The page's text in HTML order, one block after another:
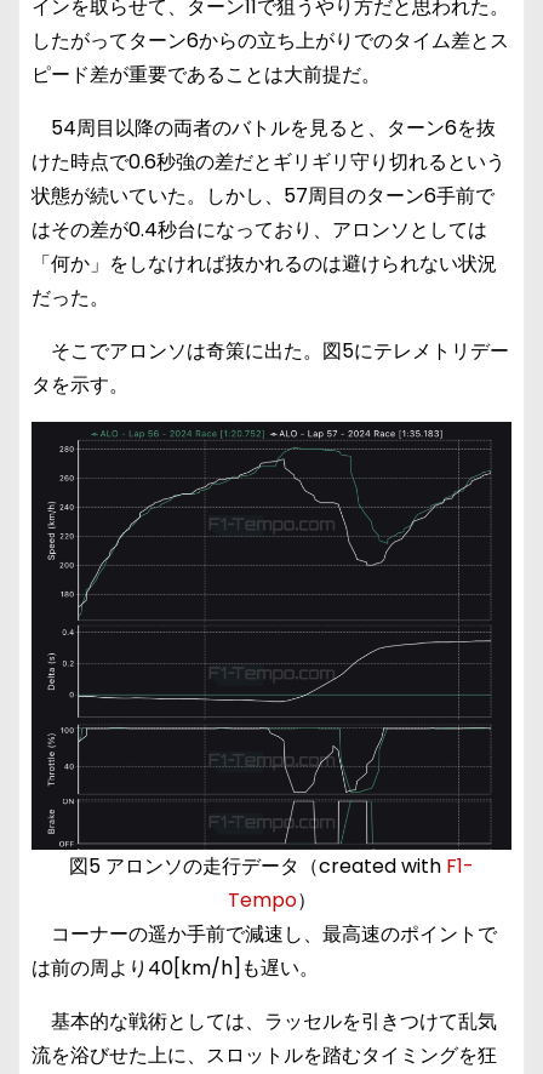
インを取らせて、ターン11で狙うやり方だと思われた。
したがってターン6からの立ち上がりでのタイム差とス
ピード差が重要であることは大前提だ。
54周目以降の両者のバトルを見ると、ターン6を抜
けた時点で0.6秒強の差だとギリギリ守り切れるという
状態が続いていた。しかし、57周目のターン6手前で
はその差が0.4秒台になっており、アロンソとしては
「何か」をしなければ抜かれるのは避けられない状況
だった。
そこでアロンソは奇策に出た。図5にテレメトリデー
タを示す。
図5 アロンソの走行データ（created with F1-
Tempo）
コーナーの遥か手前で減速し、最高速のポイントで
は前の周より40[km/h]も遅い。
基本的な戦術としては、ラッセルを引きつけて乱気
流を浴びせた上に、スロットルを踏むタイミングを狂